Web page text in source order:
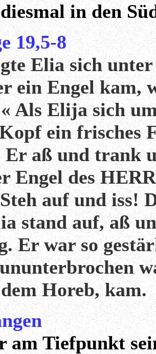
in den
19,5-8
Elia sich
ein Engel kam,
Als Elija sich
ein frisches
Er aß und trank
Engel des
auf und iss!
stand auf, aß
Er war so
Horeb, kam.
am Tiefpunkt